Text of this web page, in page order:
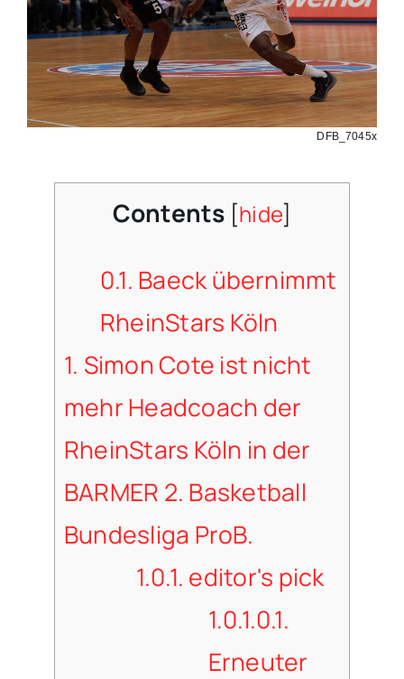
DFB_7045x
Contents [hide]
0.1. Baeck übernimmt
RheinStars Köln
1. Simon Cote ist nicht
mehr Headcoach der
RheinStars Köln in der
BARMER 2. Basketball
Bundesliga ProB.
1.0.1. editor's pick
1.0.1.0.1.
Erneuter